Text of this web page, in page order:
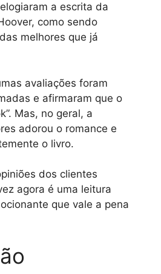
a escrita da
como sendo
melhores que já
avaliações foram
e afirmaram que o
Mas, no geral, a
adorou o romance e
o livro.
dos clientes
agora é uma leitura
que vale a pena